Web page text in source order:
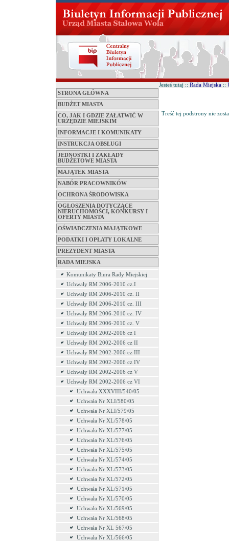
STRONA GŁÓWNA
BUDŻET MIASTA
CO, JAK I GDZIE ZAŁATWIĆ W
URZĘDZIE MIEJSKIM
INFORMACJE I KOMUNIKATY
INSTRUKCJA OBSŁUGI
JEDNOSTKI I ZAKŁADY
BUDŻETOWE MIASTA
MAJĄTEK MIASTA
NABÓR PRACOWNIKÓW
OCHRONA ŚRODOWISKA
OGŁOSZENIA DOTYCZĄCE
NIERUCHOMOŚCI, KONKURSY I
OFERTY MIASTA
OŚWIADCZENIA MAJĄTKOWE
PODATKI I OPŁATY LOKALNE
PREZYDENT MIASTA
RADA MIEJSKA
Komunikaty Biura Rady Miejskiej
Uchwały RM 2006-2010 cz.I
Uchwały RM 2006-2010 cz. II
Uchwały RM 2006-2010 cz. III
Uchwały RM 2006-2010 cz. IV
Uchwały RM 2006-2010 cz. V
Uchwały RM 2002-2006 cz I
Uchwały RM 2002-2006 cz II
Uchwały RM 2002-2006 cz III
Uchwały RM 2002-2006 cz IV
Uchwały RM 2002-2006 cz V
Uchwały RM 2002-2006 cz VI
Uchwała XXXVIII/540/05
Uchwała Nr XLI/580/05
Uchwała Nr XLI/579/05
Uchwała Nr XL/578/05
Uchwała Nr XL/577/05
Uchwała Nr XL/576/05
Uchwała Nr XL/575/05
Uchwała Nr XL/574/05
Uchwała Nr XL/573/05
Uchwała Nr XL/572/05
Uchwała Nr XL/571/05
Uchwała Nr XL/570/05
Uchwała Nr XL/569/05
Uchwała Nr XL/568/05
Uchwała Nr XL 567/05
Uchwała Nr XL/566/05
Jesteś tutaj :: Rada Miejska ::
Treść tej podstrony nie